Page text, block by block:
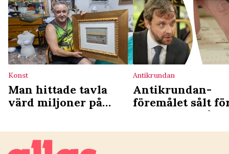
Konst
Man hittade tavla
värd miljoner på
Antikrundan
Antikrundan-
föremålet sålt
jättebelopp på